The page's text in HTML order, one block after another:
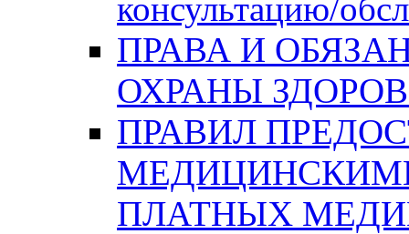
консультацию/
ПРАВА И
ОХРАНЫ
ПРАВИЛ
ПЛАТНЫХ